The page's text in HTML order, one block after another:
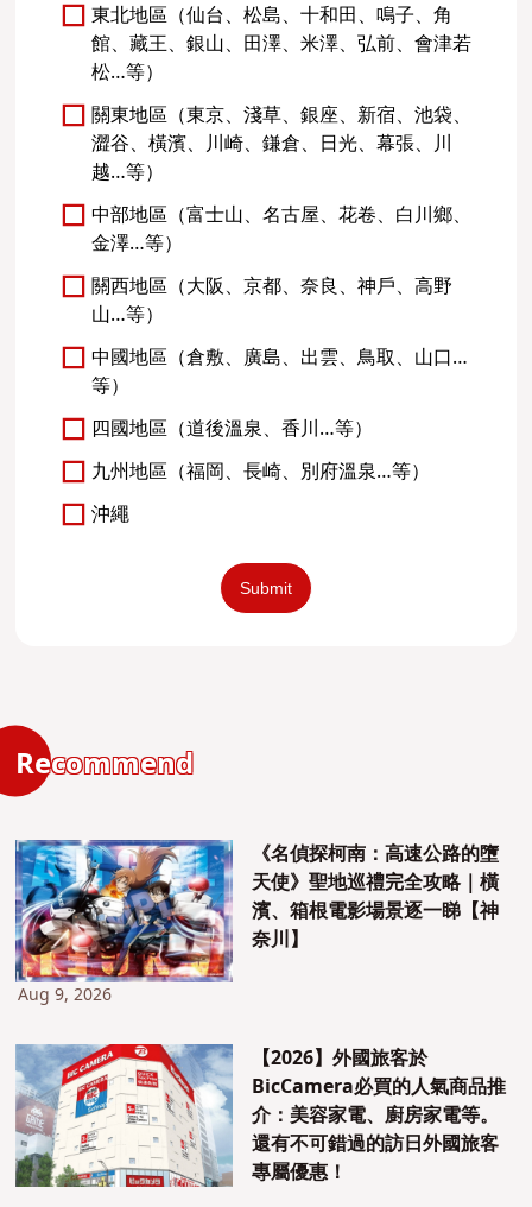
東北地區（仙台、松島、十和田、鳴子、角
館、藏王、銀山、田澤、米澤、弘前、會津若
松…等）
關東地區（東京、淺草、銀座、新宿、池袋、
澀谷、橫濱、川崎、鎌倉、日光、幕張、川
越…等）
中部地區（富士山、名古屋、花卷、白川鄉、
金澤…等）
關西地區（大阪、京都、奈良、神戶、高野
山…等）
中國地區（倉敷、廣島、出雲、鳥取、山口…
等）
四國地區（道後溫泉、香川…等）
九州地區（福岡、長崎、別府溫泉…等）
沖繩
Recommend
《名偵探柯南：高速公路的墮
天使》聖地巡禮完全攻略｜橫
濱、箱根電影場景逐一睇【神
奈川】
Aug 9, 2026
【2026】外國旅客於
BicCamera必買的人氣商品推
介：美容家電、廚房家電等。
還有不可錯過的訪日外國旅客
專屬優惠！